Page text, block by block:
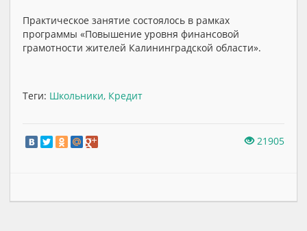
Практическое занятие состоялось в рамках
программы «Повышение уровня финансовой
грамотности жителей Калининградской области».
Теги: Школьники, Кредит
21905